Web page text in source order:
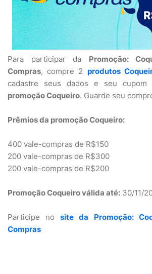
Para participar da Promoção:
Compras, compre 2 produtos
cadastre seus dados e seu
promoção Coqueiro. Guarde seu
Prêmios da promoção Coqueiro:
400 vale-compras de R$150
200 vale-compras de R$300
200 vale-compras de R$200
Promoção Coqueiro válida até: 30/11/
Participe nosite da Promoção:
Compras